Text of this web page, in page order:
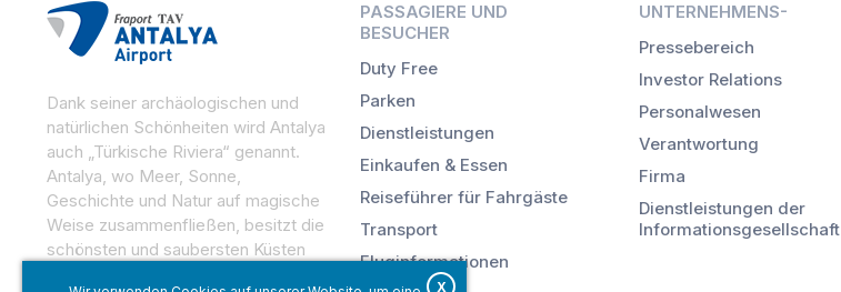
X
Dank seiner archäologischen und
natürlichen Schönheiten wird Antalya
auch „Türkische Riviera“ genannt.
Antalya, wo Meer, Sonne,
Geschichte und Natur auf magische
Weise zusammenfließen, besitzt die
schönsten und saubersten Küsten
PASSAGIERE UND
BESUCHER
Duty Free
Parken
Dienstleistungen
Einkaufen & Essen
Reiseführer für Fahrgäste
Transport
Fluginformationen
UNTERNEHMENS-
Pressebereich
Investor Relations
Personalwesen
Verantwortung
Firma
Dienstleistungen der
Informationsgesellschaft